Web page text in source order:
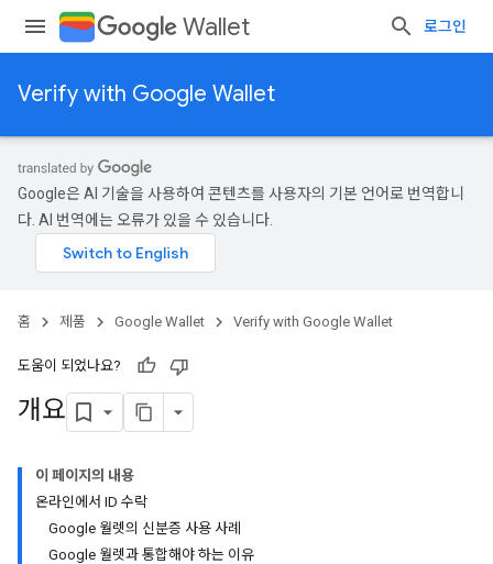
Wallet 로그인
Verify with Google Wallet
Google은 AI 기술을 사용하여 콘텐츠를 사용자의 기본 언어로 번역합니
다. AI 번역에는 오류가 있을 수 있습니다.
홈 제품 Google Wallet Verify with Google Wallet
도움이 되었나요?
개요
이 페이지의 내용
온라인에서 ID 수락
Google 월렛의 신분증 사용 사례
Google 월렛과 통합해야 하는 이유